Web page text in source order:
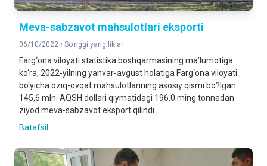
Meva-sabzavot mahsulotlari eksporti
06/10/2022 • So'nggi yangiliklar
Farg‘ona viloyati statistika boshqarmasining ma’lumotiga
ko‘ra, 2022-yilning yanvar-avgust holatiga Farg‘ona viloyati
bo‘yicha oziq-ovqat mahsulotlarining asosiy qismi bo?lgan
145,6 mln. AQSH dollari qiymatidagi 196,0 ming tonnadan
ziyod meva-sabzavot eksport qilindi.
Batafsil ...